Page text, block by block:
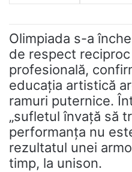
Olimpiada s-a
de respect
profesională,
educația artistică
ramuri puternice.
„sufletul învață să
performanța nu
rezultatul unei
timp, la unison.